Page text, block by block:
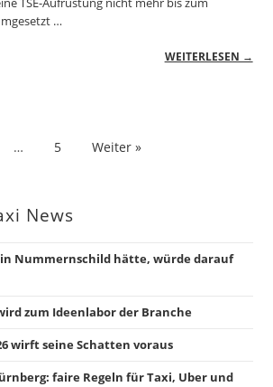
…
WEITERLESEN →
… 5 Weiter »
News
Nummernschild hätte, würde darauf
zum Ideenlabor der Branche
wirft seine Schatten voraus
faire Regeln für Taxi, Uber und